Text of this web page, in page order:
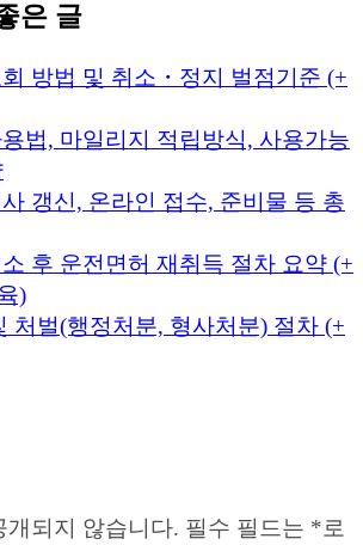
은 글
방법 및 취소・정지 벌점기준 (+
법, 마일리지 적립방식, 사용가능
갱신, 온라인 접수, 준비물 등 총
후 운전면허 재취득 절차 요약 (+
)
처벌(행정처분, 형사처분) 절차 (+
개되지 않습니다. 필수 필드는 *로